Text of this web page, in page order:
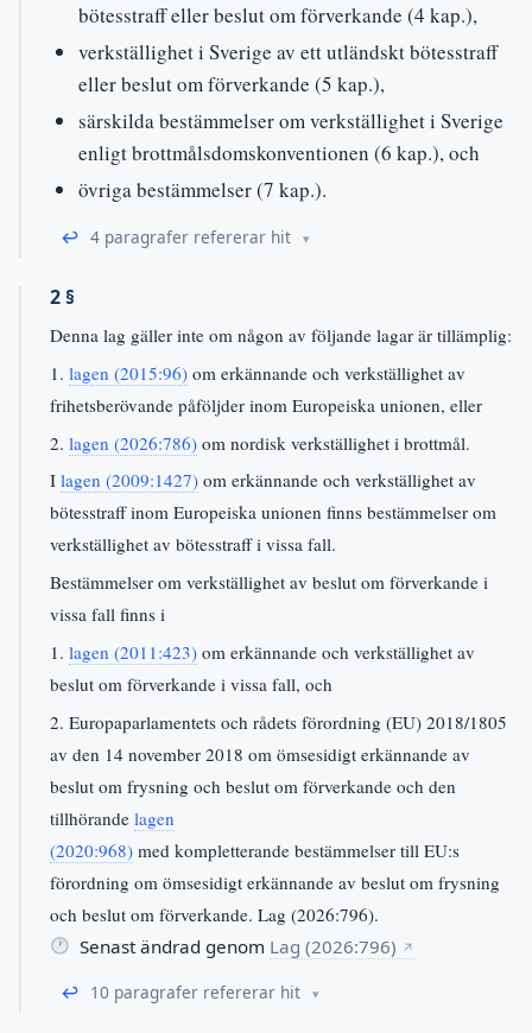
bötesstraff eller beslut om förverkande (4 kap.),
verkställighet i Sverige av ett utländskt bötesstraff
eller beslut om förverkande (5 kap.),
särskilda bestämmelser om verkställighet i Sverige
enligt brottmålsdomskonventionen (6 kap.), och
övriga bestämmelser (7 kap.).
↩ 4 paragrafer refererar hit
2 §
Denna lag gäller inte om någon av följande lagar är tillämplig:
1. lagen (2015:96) om erkännande och verkställighet av
frihetsberövande påföljder inom Europeiska unionen, eller
2. lagen (2026:786) om nordisk verkställighet i brottmål.
I lagen (2009:1427) om erkännande och verkställighet av
bötesstraff inom Europeiska unionen finns bestämmelser om
verkställighet av bötesstraff i vissa fall.
Bestämmelser om verkställighet av beslut om förverkande i
vissa fall finns i
1. lagen (2011:423) om erkännande och verkställighet av
beslut om förverkande i vissa fall, och
2. Europaparlamentets och rådets förordning (EU) 2018/1805
av den 14 november 2018 om ömsesidigt erkännande av
beslut om frysning och beslut om förverkande och den
tillhörande lagen
(2020:968) med kompletterande bestämmelser till EU:s
förordning om ömsesidigt erkännande av beslut om frysning
och beslut om förverkande. Lag (2026:796).
Senast ändrad genom Lag (2026:796) ↗
↩ 10 paragrafer refererar hit